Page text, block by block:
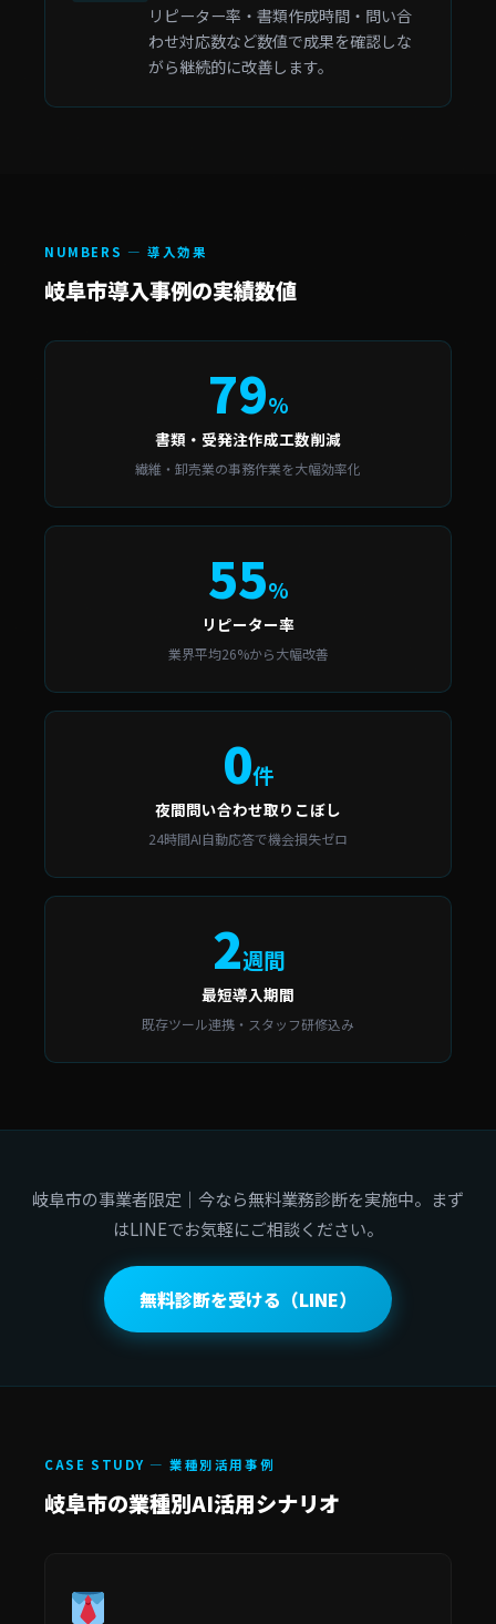
リピーター率・書類作成時間・問い合
わせ対応数など数値で成果を確認しな
がら継続的に改善します。
NUMBERS — 導入効果
岐阜市導入事例の実績数値
79%
書類・受発注作成工数削減
繊維・卸売業の事務作業を大幅効率化
55%
リピーター率
業界平均26%から大幅改善
0件
夜間問い合わせ取りこぼし
24時間AI自動応答で機会損失ゼロ
2週間
最短導入期間
既存ツール連携・スタッフ研修込み
岐阜市の事業者限定｜今なら無料業務診断を実施中。まず
はLINEでお気軽にご相談ください。
無料診断を受ける（LINE）
CASE STUDY — 業種別活用事例
岐阜市の業種別AI活用シナリオ